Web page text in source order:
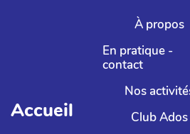
Aller au contenu principal
Accueil
À propos
En pratique -
contact
Nos
Club Ados